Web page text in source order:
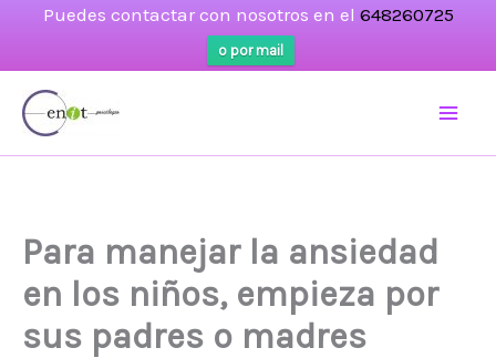
Puedes contactar con nosotros en el 648260725
o por mail
Para manejar la ansiedad
en los niños, empieza por
sus padres o madres